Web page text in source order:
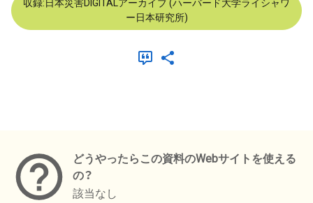
収録:日本災害DIGITALアーカイブ (ハーバード大学ライシャワ
ー日本研究所)
どうやったらこの資料のWebサイトを使える
の？
該当なし